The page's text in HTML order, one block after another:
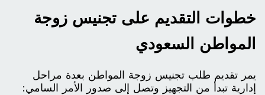
خطوات التقديم على تجنيس زوجة
المواطن السعودي
يمر تقديم طلب تجنيس زوجة المواطن بعدة مراحل
إدارية تبدأ من التجهيز وتصل إلى صدور الأمر السامي: